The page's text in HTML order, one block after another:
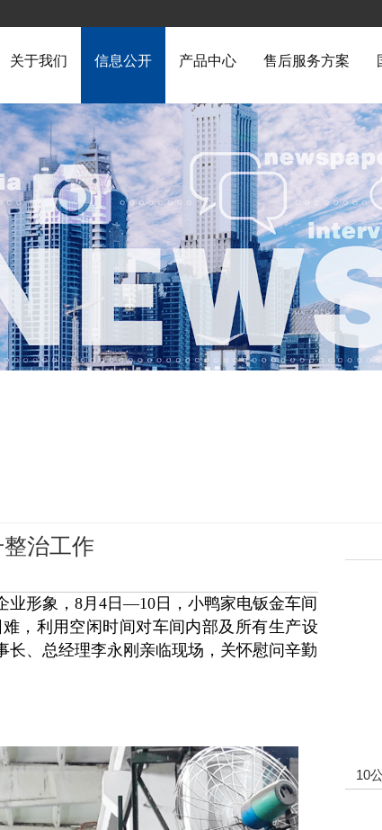
关于我们 信息公开
动态资讯
查看更多
产品中心
冰箱专区
对开双门式
十字对开式
多门式
查看更多
售后服务方案
在线留言
查看更多
治工作
业形象，8月4日—10日，小鸭家电钣金车间
，利用空闲时间对车间内部及所有生产设
长、总经理李永刚亲临现场，关怀慰问辛勤
10